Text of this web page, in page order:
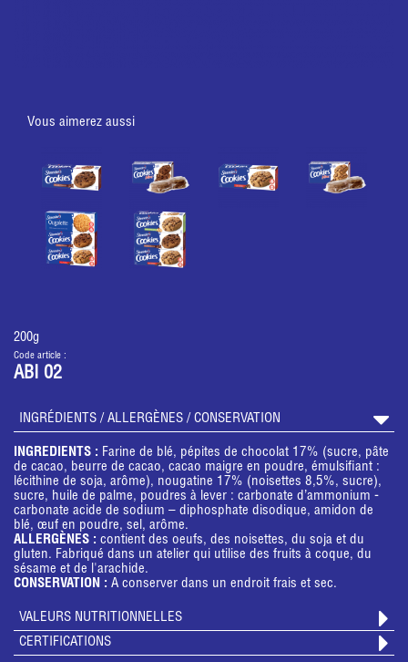
Vous aimerez aussi
200g
Code article :
ABI 02
INGRÉDIENTS / ALLERGÈNES / CONSERVATION
INGREDIENTS : Farine de blé, pépites de chocolat 17% (sucre, pâte
de cacao, beurre de cacao, cacao maigre en poudre, émulsifiant :
lécithine de soja, arôme), nougatine 17% (noisettes 8,5%, sucre),
sucre, huile de palme, poudres à lever : carbonate d’ammonium -
carbonate acide de sodium – diphosphate disodique, amidon de
blé, œuf en poudre, sel, arôme.
ALLERGÈNES : contient des oeufs, des noisettes, du soja et du
gluten. Fabriqué dans un atelier qui utilise des fruits à coque, du
sésame et de l'arachide.
CONSERVATION : A conserver dans un endroit frais et sec.
VALEURS NUTRITIONNELLES
CERTIFICATIONS